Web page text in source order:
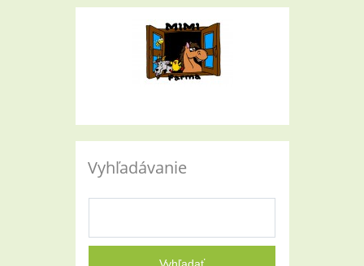
Vyhľadávanie